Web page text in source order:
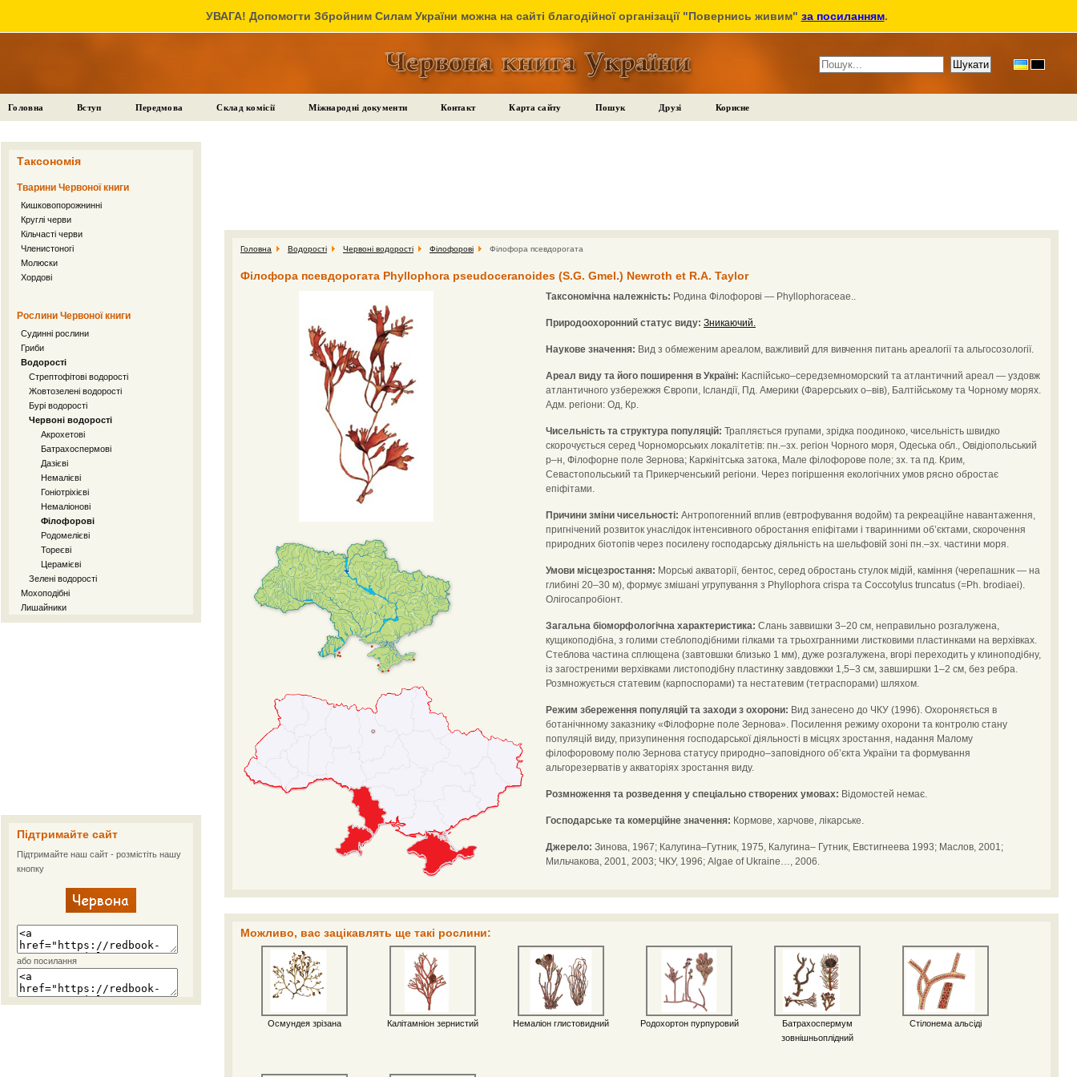
УВАГА! Допомогти Збройним Силам України можна на сайті благодійної організації "Повернись живим" за посиланням.
Головна Вступ Передмова Склад комісії Міжнародні документи Контакт Карта сайту Пошук Друзі Корисне
Таксономія
Тварини Червоної книги
Кишковопорожнинні
Круглі черви
Кільчасті черви
Членистоногі
Молюски
Хордові
Рослини Червоної книги
Судинні рослини
Гриби
Водорості
Стрептофітові водорості
Жовтозелені водорості
Бурі водорості
Червоні водорості
Акрохетові
Батрахоспермові
Дазієві
Немалієві
Гоніотріхієві
Немаліoнові
Філофорові
Родомелієві
Тореєві
Церамієві
Зелені водорості
Мохоподібні
Лишайники
Підтримайте сайт
Підтримайте наш сайт - розмістіть нашу
кнопку
або посилання
Головна Водорості Червоні водорості Філофорові Філофора псевдорогата
Філофора псевдорогата Phyllophora pseudoceranoides (S.G. Gmel.) Newroth et R.A. Taylor
Таксономічна належність: Родина Філофорові — Phyllophoraceae..
Природоохоронний статус виду: Зникаючий.
Наукове значення: Вид з обмеженим ареалом, важливий для вивчення питань ареалогії та альгосозології.
Ареал виду та його поширення в Україні: Каспійсько–середземноморский та атлантичний ареал — уздовж
атлантичного узбережжя Європи, Ісландії, Пд. Америки (Фарерських о–вів), Балтійському та Чорному морях.
Адм. регіони: Од, Кр.
Чисельність та структура популяцій: Трапляється групами, зрідка поодиноко, чисельність швидко
скорочується серед Чорноморських локалітетів: пн.–зх. регіон Чорного моря, Одеська обл., Овідіопольський
р–н, Філофорне поле Зернова; Каркінітська затока, Мале філофорове поле; зх. та пд. Крим,
Севастопольський та Прикерченський регіони. Через погіршення екологічних умов рясно обростає
епіфітами.
Причини зміни чисельності: Антропогенний вплив (евтрофування водойм) та рекреаційне навантаження,
пригнічений розвиток унаслідок інтенсивного обростання епіфітами і тваринними об’єктами, скорочення
природних біотопів через посилену господарську діяльність на шельфовій зоні пн.–зх. частини моря.
Умови місцезростання: Морські акваторії, бентос, серед обростань стулок мідій, каміння (черепашник — на
глибині 20–30 м), формує змішані угрупування з Phyllophora crispa та Coccotylus truncatus (=Ph. brodiaei).
Олігосапробіонт.
Загальна біоморфологічна характеристика: Слань заввишки 3–20 см, неправильно розгалужена,
кущикоподібна, з голими стеблоподібними гілками та трьохгранними листковими пластинками на верхівках.
Стеблова частина сплющена (завтовшки близько 1 мм), дуже розгалужена, вгорі переходить у клиноподібну,
із загостреними верхівками листоподібну пластинку завдовжки 1,5–3 см, завширшки 1–2 см, без ребра.
Розмножується статевим (карпоспорами) та нестатевим (тетраспорами) шляхом.
Режим збереження популяцій та заходи з охорони: Вид занесено до ЧКУ (1996). Охороняється в
ботанічнному заказнику «Філофорне поле Зернова». Посилення режиму охорони та контролю стану
популяцій виду, призупинення господарської діяльності в місцях зростання, надання Малому
філофоровому полю Зернова статусу природно–заповідного об’єкта України та формування
альгорезерватів у акваторіях зростання виду.
Розмноження та розведення у спеціально створених умовах: Відомостей немає.
Господарське та комерційне значення: Кормове, харчове, лікарське.
Джерело: Зинова, 1967; Калугина–Гутник, 1975, Калугина– Гутник, Евстигнеева 1993; Маслов, 2001;
Мильчакова, 2001, 2003; ЧКУ, 1996; Algae of Ukraine…, 2006.
Можливо, вас зацікавлять ще такі рослини:
Осмундея зрізана Калітамніон зернистий Немаліон глистовидний Родохортон пурпуровий
Батрахоспермум
зовнішньоплідний
Стілонема альсіді